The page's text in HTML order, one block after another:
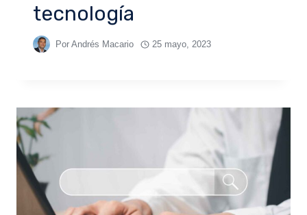
tecnología
Por Andrés Macario 25 mayo, 2023